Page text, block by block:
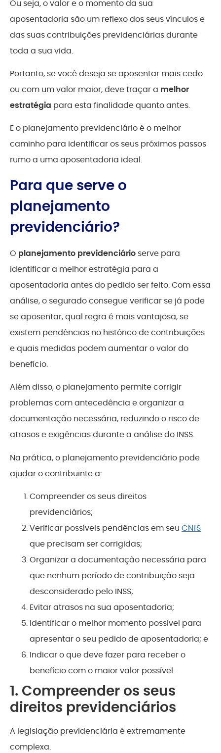
Ou seja, o valor e o momento da sua
aposentadoria são um reflexo dos seus vínculos e
das suas contribuições previdenciárias durante
toda a sua vida.
Portanto, se você deseja se aposentar mais cedo
ou com um valor maior, deve traçar a melhor
estratégia para esta finalidade quanto antes.
E o planejamento previdenciário é o melhor
caminho para identificar os seus próximos passos
rumo a uma aposentadoria ideal.
Para que serve o
planejamento
previdenciário?
O planejamento previdenciário serve para
identificar a melhor estratégia para a
aposentadoria antes do pedido ser feito. Com essa
análise, o segurado consegue verificar se já pode
se aposentar, qual regra é mais vantajosa, se
existem pendências no histórico de contribuições
e quais medidas podem aumentar o valor do
benefício.
Além disso, o planejamento permite corrigir
problemas com antecedência e organizar a
documentação necessária, reduzindo o risco de
atrasos e exigências durante a análise do INSS.
Na prática, o planejamento previdenciário pode
ajudar o contribuinte a:
Compreender os seus direitos
previdenciários;
Verificar possíveis pendências em seu CNIS
que precisam ser corrigidas;
Organizar a documentação necessária para
que nenhum período de contribuição seja
desconsiderado pelo INSS;
Evitar atrasos na sua aposentadoria;
Identificaro melhor momento possível para
apresentar o seu pedido de aposentadoria; e
Indicar o que deve fazer para receber o
benefício com o maior valor possível.
1. Compreender os seus
direitos previdenciários
A legislação previdenciária é extremamente
complexa.